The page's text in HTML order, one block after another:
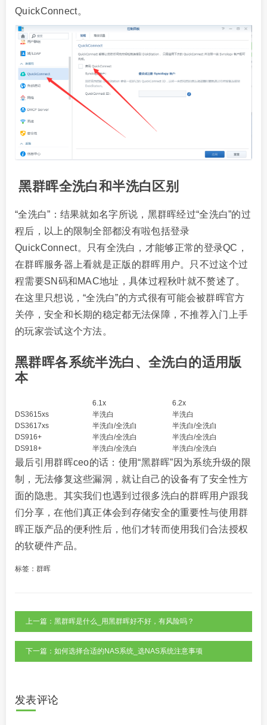
QuickConnect。
黑群晖全洗白和半洗白区别
“全洗白”：结果就如名字所说，黑群晖经过“全洗白”的过
程后，以上的限制全部都没有啦包括登录
QuickConnect。只有全洗白，才能够正常的登录QC，
在群晖服务器上看就是正版的群晖用户。只不过这个过
程需要SN码和MAC地址，具体过程秋叶就不赘述了。
在这里只想说，“全洗白”的方式很有可能会被群晖官方
关停，安全和长期的稳定都无法保障，不推荐入门上手
的玩家尝试这个方法。
黑群晖各系统半洗白、全洗白的适用版
本
6.1x
6.2x
DS3615xs
半洗白
半洗白
DS3617xs
半洗白/全洗白
半洗白/全洗白
DS916+
半洗白/全洗白
半洗白/全洗白
DS918+
半洗白/全洗白 半洗白/全洗白
最后引用群晖ceo的话：使用“黑群晖”因为系统升级的限
制，无法修复这些漏洞，就让自己的设备有了安全性方
面的隐患。其实我们也遇到过很多洗白的群晖用户跟我
们分享，在他们真正体会到存储安全的重要性与使用群
晖正版产品的便利性后，他们才转而使用我们合法授权
的软硬件产品。
标签： 群晖
上一篇：黑群晖是什么_用黑群晖好不好，有风险吗？
下一篇：如何选择合适的NAS系统_选NAS系统注意事项
发表评论